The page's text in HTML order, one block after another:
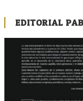
EDITORIAL